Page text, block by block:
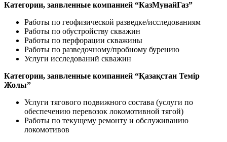
Категории, заявленные компанией “КазМунайГаз”
Работы по геофизической разведке/исследованиям
Работы по обустройству скважин
Работы по перфорации скважины
Работы по разведочному/пробному бурению
Услуги исследований скважин
Категории, заявленные компанией “Қазақстан Темір
Жолы”
Услуги тягового подвижного состава (услуги по
обеспечению перевозок локомотивной тягой)
Работы по текущему ремонту и обслуживанию
локомотивов